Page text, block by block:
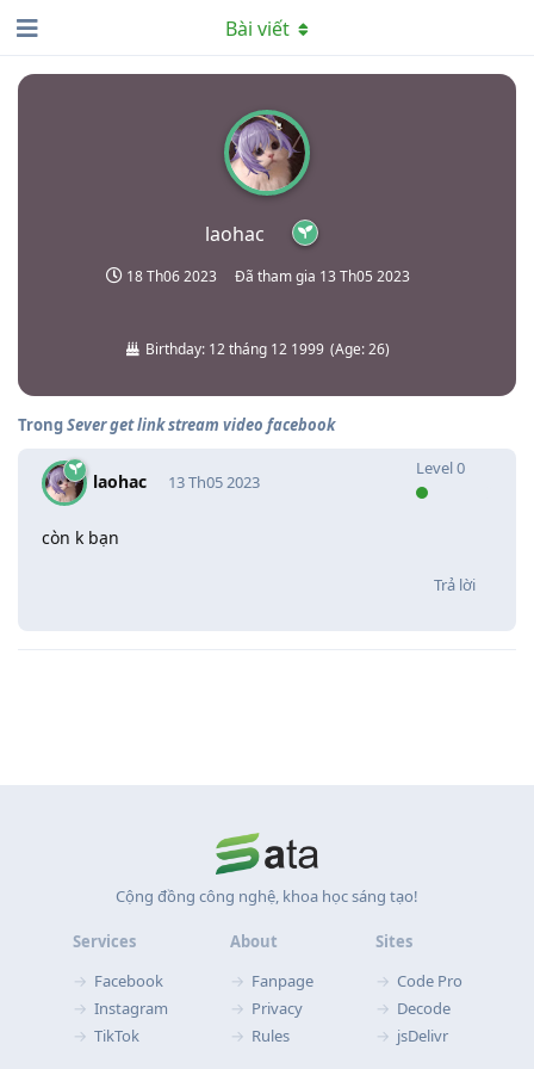
laohac
18 Th06 2023 Đã tham gia 13 Th05 2023
Birthday: 12 tháng 12 1999 (Age:26)
Bài viết
TrongSever get link stream video facebook
laohac
Level0
13 Th05 2023
còn k bạn
Trả lời
Cộng đồng công nghệ, khoa học sáng tạo!
Services
Facebook
Instagram
TikTok
About
Fanpage
Privacy
Rules
Sites
Code Pro
Decode
jsDelivr